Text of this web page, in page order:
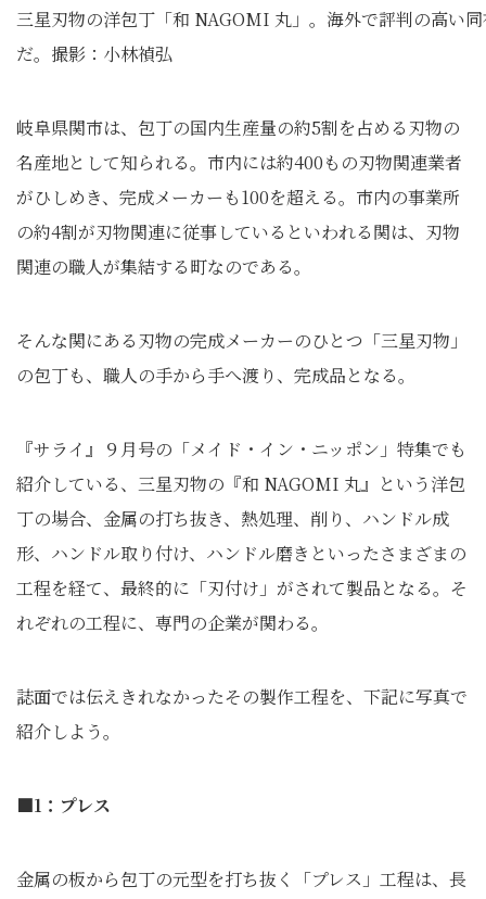
三星刃物の洋包丁「和 NAGOMI 丸」。海外で評判の高い
だ。撮影：小林禎弘
岐阜県関市は、包丁の国内生産量の約5割を占める刃物の
名産地として知られる。市内には約400もの刃物関連業者
がひしめき、完成メーカーも100を超える。市内の事業所
の約4割が刃物関連に従事しているといわれる関は、刃物
関連の職人が集結する町なのである。
そんな関にある刃物の完成メーカーのひとつ「三星刃物」
の包丁も、職人の手から手へ渡り、完成品となる。
『サライ』９月号の「メイド・イン・ニッポン」特集でも
紹介している、三星刃物の『和 NAGOMI 丸』という洋包
丁の場合、金属の打ち抜き、熱処理、削り、ハンドル成
形、ハンドル取り付け、ハンドル磨きといったさまざまの
工程を経て、最終的に「刃付け」がされて製品となる。そ
れぞれの工程に、専門の企業が関わる。
誌面では伝えきれなかったその製作工程を、下記に写真で
紹介しよう。
■1：プレス
金属の板から包丁の元型を打ち抜く「プレス」工程は、長